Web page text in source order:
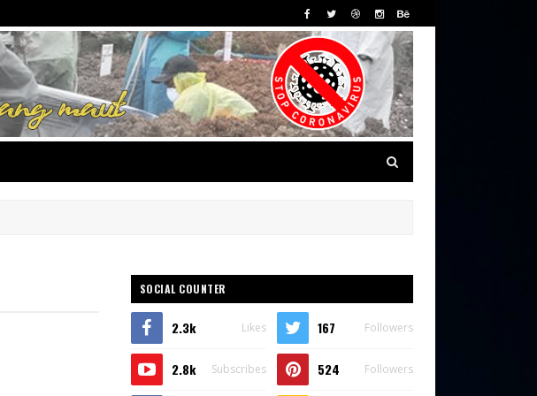
SOCIAL COUNTER
2.3k Likes 167 Followers
2.8k Subscribes 524 Followers